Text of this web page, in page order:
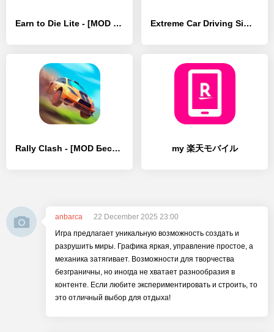
Earn to Die Lite - [MOD Бесконечные деньги] Extreme Car Driving Simulator - [MOD Бесконечные деньги]
Rally Clash - [MOD Бесконечные деньги] my 楽天モバイル
anbarca
22 December 2025 23:00
Игра предлагает уникальную возможность создать и
разрушить миры. Графика яркая, управление простое, а
механика затягивает. Возможности для творчества
безграничны, но иногда не хватает разнообразия в
контенте. Если любите экспериментировать и строить, то
это отличный выбор для отдыха!